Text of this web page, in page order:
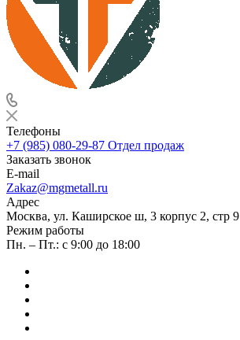
Телефоны
+7 (985) 080-29-87 Отдел продаж
Заказать звонок
E-mail
Zakaz@mgmetall.ru
Адрес
Москва, ул. Каширское ш, 3 корпус 2, стр 9
Режим работы
Пн. – Пт.: с 9:00 до 18:00